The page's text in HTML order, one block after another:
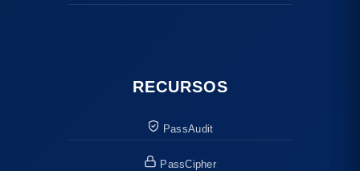
RECURSOS
PassAudit
PassCipher